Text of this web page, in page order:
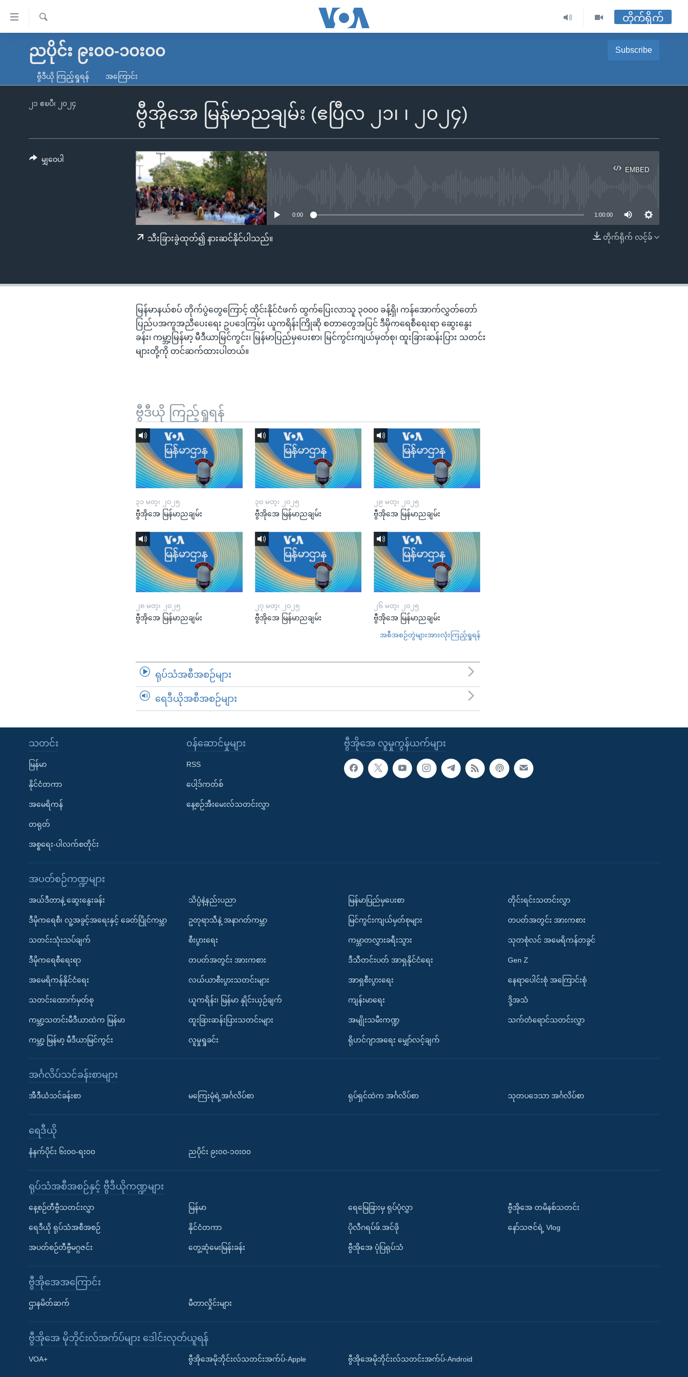
လွယ်ကူ
သည့်
ကျော်
မူလစာမျက်နှာ
ကမ္ဘာ့သတင်းများ
နိုင်ငံတကာ
တရုတ်
အစ္စရေး-ပါလက်စတိုင်း
ရပ်ဝန်းတခု လမ်းတခု အလွန်
အင်္ဂလိပ်စာလေ့လာမယ်
Learning English
ရ
လာ
တိုက်ရိုက်
ညပိုင်း ၉း၀၀-၁၀း၀၀ Subscribe
Apple Podcasts
Spotify
ဗွီဒီယို ကြည့်ရှုရန် အကြောင်း
ဗွီအိုအေ မြန်မာညချမ်း (ဧပြီလ ၂၁၊ ၊ ၂၀၂၄)
၂၁ ဧၿပီ၊ ၂၀၂၄
EMBED
EMBED
0:00 1:00:00
တိုက်ရိုက် လင့်ခ်
သီးခြားခွဲထုတ်၍ နားဆင်နိုင်ပါသည်။
မျှဝေပါ
မြန်မာနယ်စပ် တိုက်ပွဲတွေကြောင့် ထိုင်းနိုင်ငံဖက် ထွက်ပြေးလာသူ ၃၀၀၀ ခန့်ရှိ၊ ကန်အောက်လွှတ်တော်
ပြည်ပအကူအညီပေးရေး ဥပဒေကြမ်း ယူကရိန်းကြိုဆို စတာတွေအပြင် ဒီမိုကရေစီရေးရာ ဆွေးနွေး
ခန်း၊ ကမ္ဘာ့မြန်မာ့ မီဒီယာမြင်ကွင်း၊ မြန်မာပြည်မှပေးစာ၊ မြင်ကွင်းကျယ်မှတ်စု၊ ထူးခြားဆန်းပြား သတင်း
များတို့ကို တင်ဆက်ထားပါတယ်။
ဗွီဒီယို ကြည့်ရှုရန်
၃၁ မတ္၊ ၂၀၂၅
ဗွီအိုအေ မြန်မာညချမ်း
၃၀ မတ္၊ ၂၀၂၅
ဗွီအိုအေ မြန်မာညချမ်း
၂၉ မတ္၊ ၂၀၂၅
ဗွီအိုအေ မြန်မာညချမ်း
၂၈ မတ္၊ ၂၀၂၅
ဗွီအိုအေ မြန်မာညချမ်း
၂၇ မတ္၊ ၂၀၂၅
ဗွီအိုအေ မြန်မာညချမ်း
၂၆ မတ္၊ ၂၀၂၅
ဗွီအိုအေ မြန်မာညချမ်း
အစီအစဉ်တွဲများအားလုံးကြည့်ရှုရန်
ရုပ်သံအစီအစဉ်များ
ရေဒီယိုအစီအစဉ်များ
ဗွီအိုအေ လူမှုကွန်ယက်များ
သတင်း
မြန်မာ
နိုင်ငံတကာ
အမေရိကန်
တရုတ်
အစ္စရေး-ပါလက်စတိုင်း
၀န်ဆောင်မှုများ
RSS
ပေါ့ဒ်ကတ်စ်
နေ့စဉ်အီးမေးလ်သတင်းလွှာ
အပတ်စဉ်ကဏ္ဍများ
အယ်ဒီတာနဲ့ ဆွေးနွေးခန်း
ဒီမိုကရေစီ၊ လူ့အခွင့်အရေးနှင့် ခေတ်ပြိုင်ကမ္ဘာ
သတင်းသုံးသပ်ချက်
ဒီမိုကရေစီရေးရာ
အမေရိကန်နိုင်ငံရေး
သတင်းထောက်မှတ်စု
ကမ္ဘာ့သတင်းမီဒီယာထဲက မြန်မာ
ကမ္ဘာ့ မြန်မာ့ မီဒီယာမြင်ကွင်း
သိပ္ပံနဲ့နည်းပညာ
ဥတုရာသီနဲ့ အနာဂတ်ကမ္ဘာ
စီးပွားရေး
တပတ်အတွင်း အားကစား
လယ်ယာစီးပွားသတင်းများ
ယူကရိန်း၊ မြန်မာ နှိုင်းယှဉ်ချက်
ထူးခြားဆန်းပြားသတင်းများ
လူမှုရှုခင်း
မြန်မာပြည်မှပေးစာ
မြင်ကွင်းကျယ်မှတ်စုများ
ကမ္ဘာတလွှားခရီးသွား
ဒီသီတင်းပတ် အာရှနိုင်ငံရေး
အာရှစီးပွားရေး
ကျန်းမာရေး
အမျိုးသမီးကဏ္ဍ
ရိုဟင်ဂျာအရေး မျှော်လင့်ချက်
တိုင်းရင်းသတင်းလွှာ
တပတ်အတွင်း အားကစား
သုတစုံလင် အမေရိကန်တခွင်
Gen Z
နေရာပေါင်းစုံ အကြောင်းစုံ
ဒို့အသံ
သက်တံရောင်သတင်းလွှာ
အင်္ဂလိပ်သင်ခန်းစာများ
အီဒီယံသင်ခန်းစာ မကြေးမုံရဲ့အင်္ဂလိပ်စာ ရုပ်ရှင်ထဲက အင်္ဂလိပ်စာ သုတပဒေသာ အင်္ဂလိပ်စာ
ရေဒီယို
နံနက်ပိုင်း ၆း၀၀-ရး၀၀ ညပိုင်း ၉း၀၀-၁၀း၀၀
ရုပ်သံအစီအစဉ်နှင့် ဗွီဒီယိုကဏ္ဍများ
နေ့စဉ်တီဗွီသတင်းလွှာ
ရေဒီယို ရုပ်သံအစီအစဉ်
အပတ်စဉ်တီဗွီမဂ္ဂဇင်း
မြန်မာ
နိုင်ငံတကာ
တွေ့ဆုံမေးမြန်းခန်း
ရေမြေခြားမှ ရုပ်ပုံလွှာ
ပိုလီဂရပ်ဖ်.အင်ဖို
ဗွီအိုအေ ပုံပြရုပ်သံ
ဗွီအိုအေ တမိနစ်သတင်း
နော်သဇင်ရဲ့ Vlog
ဗွီအိုအေအကြောင်း
ဌာနမိတ်ဆက် မီတာလှိုင်းများ
ဗွီအိုအေ မိုဘိုင်းလ်အက်ပ်များ ဒေါင်းလုတ်ယူရန်
VOA+ ဗွီအိုအေမိုဘိုင်းလ်သတင်းအက်ပ်-Apple ဗွီအိုအေမိုဘိုင်းလ်သတင်းအက်ပ်-Android